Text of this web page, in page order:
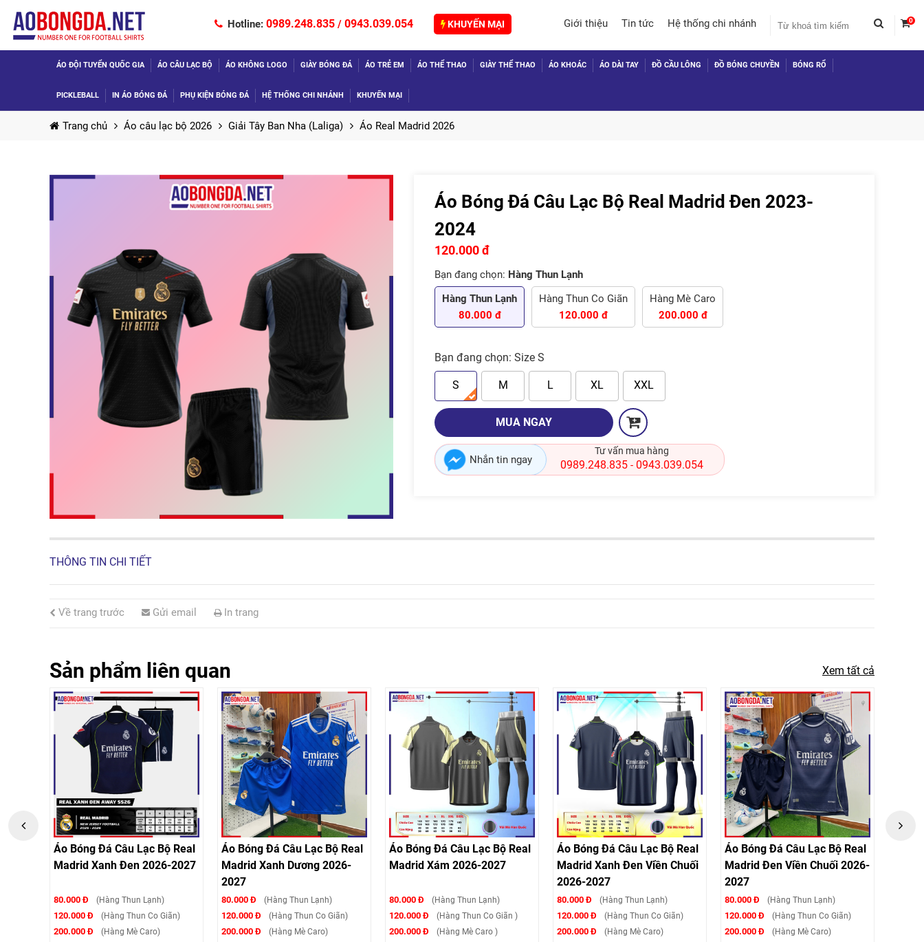
Hotline: 0989.248.835 / 0943.039.054 KHUYẾN MẠI Giới thiệu Tin tức Hệ thống chi nhánh 0
ÁO ĐỘI TUYỂN QUỐC GIA ÁO CÂU LẠC BỘ ÁO KHÔNG LOGO GIÀY BÓNG ĐÁ ÁO TRẺ EM ÁO THỂ THAO GIÀY THỂ THAO ÁO KHOÁC ÁO DÀI TAY ĐỒ CẦU LÔNG ĐỒ BÓNG CHUYỀN BÓNG RỔ
PICKLEBALL IN ÁO BÓNG ĐÁ PHỤ KIỆN BÓNG ĐÁ HỆ THỐNG CHI NHÁNH KHUYẾN MẠI
TIẾP TỤC MUA HÀNG
Trang chủ Áo câu lạc bộ 2026 Giải Tây Ban Nha (Laliga) Áo Real Madrid 2026
Áo Bóng Đá Câu Lạc Bộ Real Madrid Đen 2023-
2024
120.000 đ
Bạn đang chọn: Hàng Thun Lạnh
Hàng Thun Lạnh
80.000 đ
Hàng Thun Co Giãn
120.000 đ
Hàng Mè Caro
200.000 đ
Bạn đang chọn: Size S
S M L XL XXL
MUA NGAY
Nhắn tin ngay
Tư vấn mua hàng
0989.248.835 - 0943.039.054
THÔNG TIN CHI TIẾT
Về trang trước Gửi email In trang
Sản phẩm liên quan Xem tất cả
Áo Bóng Đá Câu Lạc Bộ Real
Madrid Xanh Đen 2026-2027
80.000 Đ (Hàng Thun Lạnh)
120.000 Đ (Hàng Thun Co Giãn)
200.000 Đ (Hàng Mè Caro)
Áo Bóng Đá Câu Lạc Bộ Real
Madrid Xanh Dương 2026-
2027
80.000 Đ (Hàng Thun Lạnh)
120.000 Đ (Hàng Thun Co Giãn)
200.000 Đ (Hàng Mè Caro)
Áo Bóng Đá Câu Lạc Bộ Real
Madrid Xám 2026-2027
80.000 Đ (Hàng Thun Lạnh)
120.000 Đ (Hàng Thun Co Giãn )
200.000 Đ (Hàng Mè Caro )
Áo Bóng Đá Câu Lạc Bộ Real
Madrid Xanh Đen Viền Chuối
2026-2027
80.000 Đ (Hàng Thun Lạnh)
120.000 Đ (Hàng Thun Co Giãn)
200.000 Đ (Hàng Mè Caro)
Áo Bóng Đá Câu Lạc Bộ Real
Madrid Đen Viền Chuối 2026-
2027
80.000 Đ (Hàng Thun Lạnh)
120.000 Đ (Hàng Thun Co Giãn)
200.000 Đ (Hàng Mè Caro)